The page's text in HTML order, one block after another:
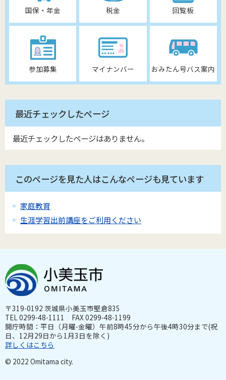
国保・年金 税金 回覧板
参加募集 マイナンバー おみたん号バス案内
最近チェックしたページ
最近チェックしたページはありません。
このページを見た人はこんなページも見ています
家庭教育
生涯学習出前講座をご利用ください
〒319-0192 茨城県小美玉市堅倉835
TEL 0299-48-1111 FAX 0299-48-1199
開庁時間：平日（月曜-金曜）午前8時45分から午後4時30分まで(祝
日、12月29日から1月3日を除く)
詳しくはこちら
© 2022 Omitama city.